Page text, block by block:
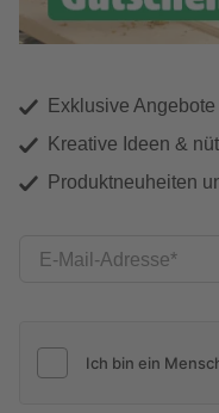
Exklusive
Kreative Ideen &
Produktneuheiten
E-Mail-Adresse